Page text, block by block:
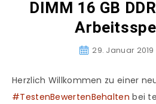
DIMM 16 GB
29. Januar 2019
Herzlich Willkommen zu einer
#TestenBewertenBehalten bei